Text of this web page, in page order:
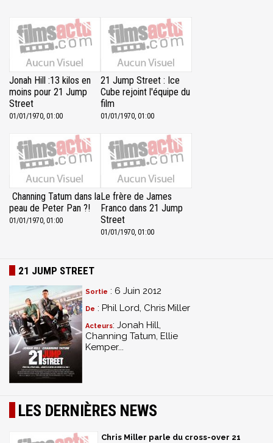
Jonah Hill :13 kilos en
moins pour 21 Jump
Street
01/01/1970, 01:00
21 Jump Street : Ice
Cube rejoint l'équipe du
film
01/01/1970, 01:00
Channing Tatum dans la
peau de Peter Pan ?!
01/01/1970, 01:00
Le frère de James
Franco dans 21 Jump
Street
01/01/1970, 01:00
21 JUMP STREET
Sortie : 6 Juin 2012
De : Phil Lord, Chris Miller
Acteurs: Jonah Hill,
Channing Tatum, Ellie
Kemper...
LES DERNIÈRES NEWS
Chris Miller parle du cross-over 21